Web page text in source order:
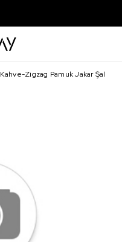
Kahve-Zigzag Pamuk Jakar Şal